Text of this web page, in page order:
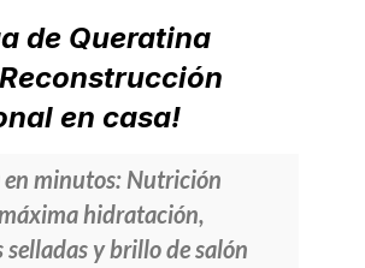
de Queratina
en casa!
en minutos: Nutrición
hidratación,
y brillo de salón